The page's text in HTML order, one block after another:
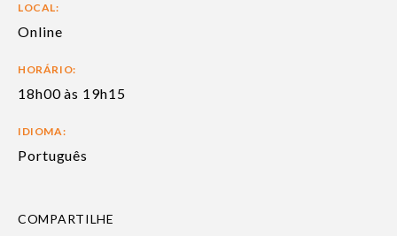
LOCAL:
Online
HORÁRIO:
18h00 às 19h15
IDIOMA:
Português
COMPARTILHE